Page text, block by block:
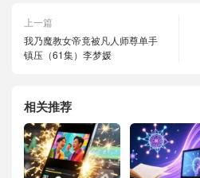
上一篇
我乃魔教女帝竟被凡人师尊单手
镇压（61集）李梦媛
相关推荐